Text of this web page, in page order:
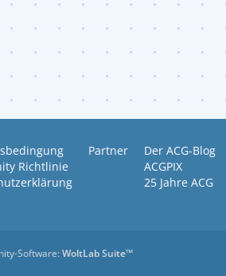
Richtlinie
Partner
Der ACG-Blog
ACGPIX
25 Jahre ACG
Software:WoltLab Suite™